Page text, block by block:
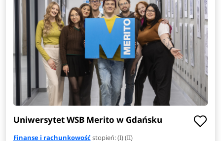
Uniwersytet WSB Merito w Gdańsku
Finanse i rachunkowośćstopień: (I) (II)